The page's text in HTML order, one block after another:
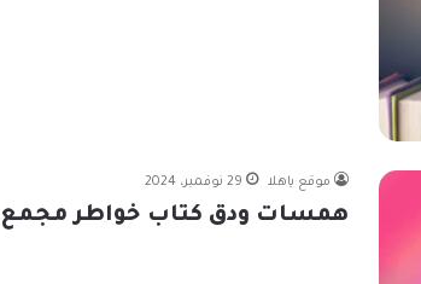
موقع ياهلا 29 نوفمبر، 2024
همسات ودق كتاب خواطر مجمع